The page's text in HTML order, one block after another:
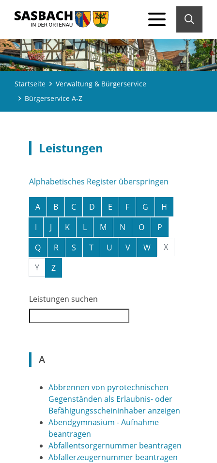
Startseite
Verwaltung & Bürgerservice
Bürgerservice A-Z
Leistungen
Alphabetisches Register überspringen
A B C D E F G
H
I
J K L M N O
P
Q
R S T U V W
X
Y
Z
Leistungen suchen
A
Abbrennen von pyrotechnischen
Gegenständen als Erlaubnis- oder
Befähigungsscheininhaber anzeigen
Abendgymnasium - Aufnahme
beantragen
Abfallentsorgernummer beantragen
Abfallerzeugernummer beantragen